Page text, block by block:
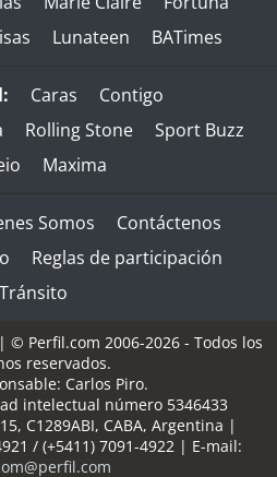
Lunateen BATimes
Caras
Contigo
Rolling Stone
Sport Buzz
Maxima
Somos
Contáctenos
Reglas de participación
Tránsito
| © Perfil.com 2006-2026 - Todos los
reservados.
Carlos Piro.
intelectual número 5346433
, C1289ABI, CABA, Argentina |
/ (+5411) 7091-4922| E-mail: